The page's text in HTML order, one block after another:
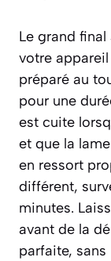
Le grand
votre
préparé au
pour une
est cuite
et que la
en ressort
différent,
minutes.
avant de la
parfaite,